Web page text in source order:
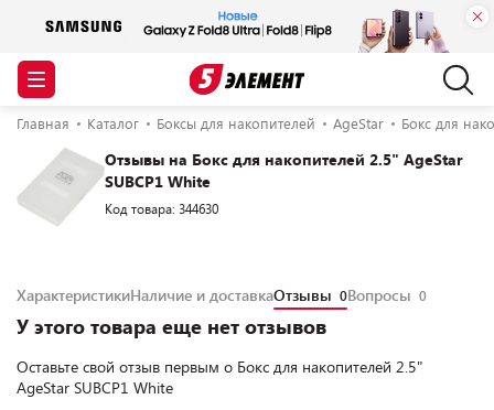
Главная Каталог Боксы для накопителей AgeStar Бокс для
Отзывы на Бокс для накопителей 2.5" AgeStar
SUBCP1 White
Код товара: 344630
ХарактеристикиНаличие и доставкаОтзывы 0Вопросы 0
У этого товара еще нет отзывов
Оставьте свой отзыв первым о Бокс для накопителей 2.5"
AgeStar SUBCP1 White